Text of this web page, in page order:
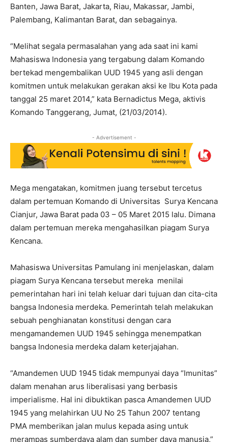
Banten, Jawa Barat, Jakarta, Riau, Makassar, Jambi,
Palembang, Kalimantan Barat, dan sebagainya.
“Melihat segala permasalahan yang ada saat ini kami
Mahasiswa Indonesia yang tergabung dalam Komando
bertekad mengembalikan UUD 1945 yang asli dengan
komitmen untuk melakukan gerakan aksi ke Ibu Kota pada
tanggal 25 maret 2014,” kata Bernadictus Mega, aktivis
Komando Tanggerang, Jumat, (21/03/2014).
- Advertisement -
Mega mengatakan, komitmen juang tersebut tercetus
dalam pertemuan Komando di Universitas Surya Kencana
Cianjur, Jawa Barat pada 03 – 05 Maret 2015 lalu. Dimana
dalam pertemuan mereka mengahasilkan piagam Surya
Kencana.
Mahasiswa Universitas Pamulang ini menjelaskan, dalam
piagam Surya Kencana tersebut mereka menilai
pemerintahan hari ini telah keluar dari tujuan dan cita-cita
bangsa Indonesia merdeka. Pemerintah telah melakukan
sebuah penghianatan konstitusi dengan cara
mengamandemen UUD 1945 sehingga menempatkan
bangsa Indonesia merdeka dalam keterjajahan.
“Amandemen UUD 1945 tidak mempunyai daya “Imunitas”
dalam menahan arus liberalisasi yang berbasis
imperialisme. Hal ini dibuktikan pasca Amandemen UUD
1945 yang melahirkan UU No 25 Tahun 2007 tentang
PMA memberikan jalan mulus kepada asing untuk
merampas sumberdaya alam dan sumber daya manusia,”